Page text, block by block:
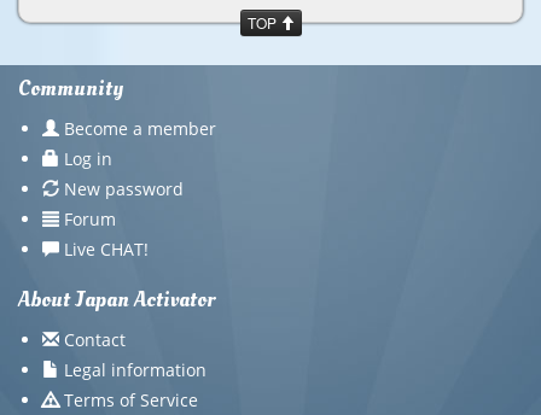
TOP
Community
Become a member
Log in
New password
Forum
Live CHAT!
About Japan Activator
Contact
Legal information
Terms of Service